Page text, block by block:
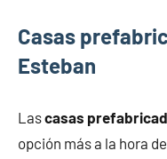
Casas
Esteban
Lascasas
opción más a la hora